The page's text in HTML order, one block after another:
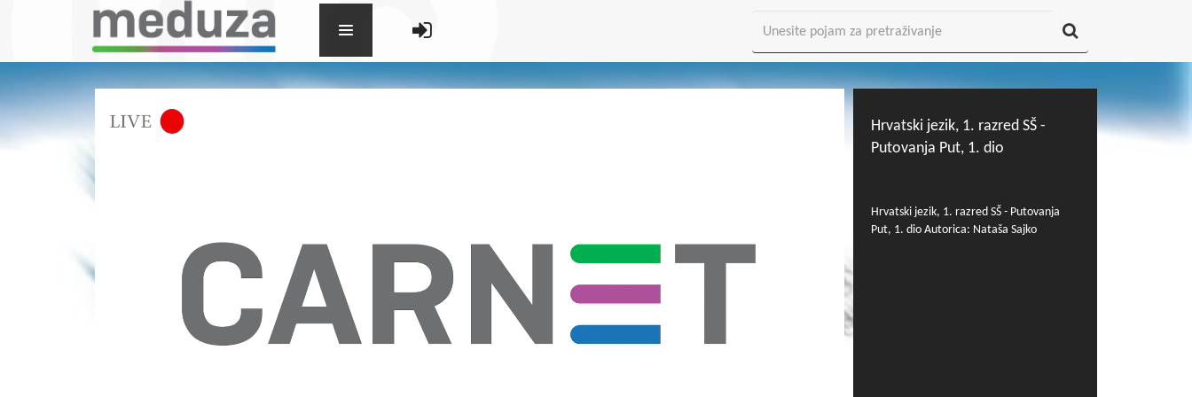
Hrvatski jezik, 1. razred SŠ -
Putovanja Put, 1. dio
Hrvatski jezik, 1. razred SŠ - Putovanja
Put, 1. dio Autorica: Nataša Sajko